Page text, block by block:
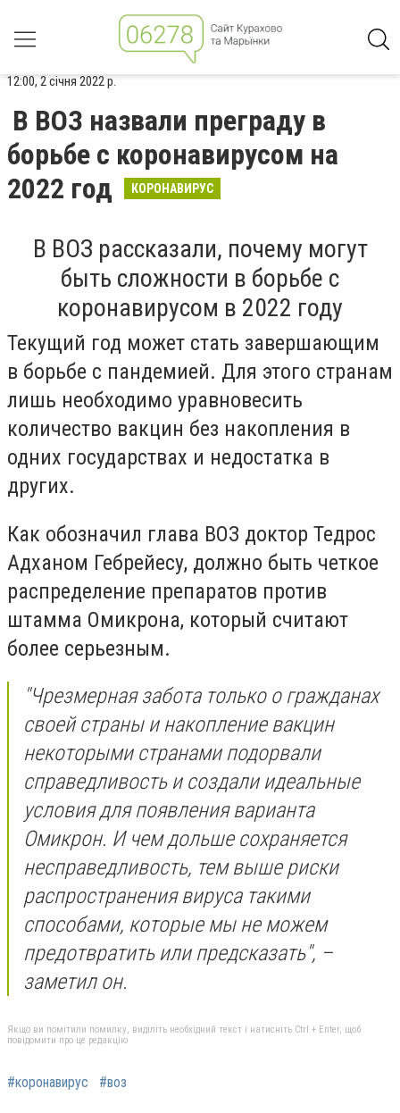
12:00, 2 січня 2022 р.
В ВОЗ назвали преграду в
борьбе с коронавирусом на
2022 год
КОРОНАВИРУС
В ВОЗ рассказали, почему могут
быть сложности в борьбе с
коронавирусом в 2022 году
Текущий год может стать завершающим
в борьбе с пандемией. Для этого странам
лишь необходимо уравновесить
количество вакцин без накопления в
одних государствах и недостатка в
других.
Как обозначил глава ВОЗ доктор Тедрос
Адханом Гебрейесу, должно быть четкое
распределение препаратов против
штамма Омикрона, который считают
более серьезным.
"Чрезмерная забота только о гражданах
своей страны и накопление вакцин
некоторыми странами подорвали
справедливость и создали идеальные
условия для появления варианта
Омикрон. И чем дольше сохраняется
несправедливость, тем выше риски
распространения вируса такими
способами, которые мы не можем
предотвратить или предсказать", –
заметил он.
Якщо ви помітили помилку, виділіть необхідний текст і натисніть Ctrl + Enter, щоб
повідомити про це редакцію
#коронавирус #воз